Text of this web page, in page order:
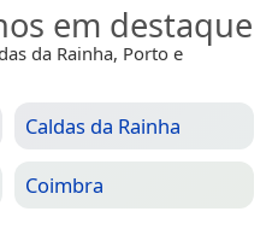
em destaque
da Rainha, Porto e
Caldas da Rainha
Coimbra